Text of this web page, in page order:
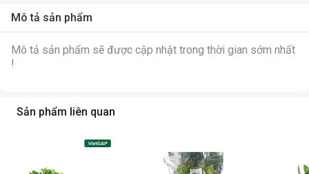
Mô tả sản phẩm
Mô tả sản phẩm sẽ được cập nhật trong thời gian sớm nhất
!
Sản phẩm liên quan